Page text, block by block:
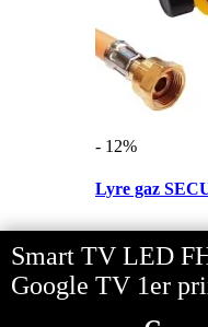
- 12%
Lyre gaz
54,29
Smart TV LED
Google TV 1er